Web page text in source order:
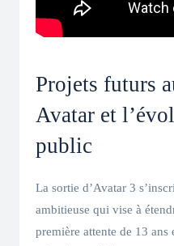
Projets futurs
Avatar et
public
La sortie d’Avatar 3
ambitieuse qui vise à
première attente de 13 ans